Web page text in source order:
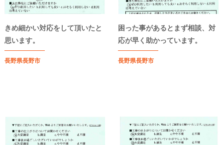
きめ細かい対応をして頂いたと
思います。
長野県長野市
困った事があるとまず相談、対
応が早く助かっています。
長野県長野市